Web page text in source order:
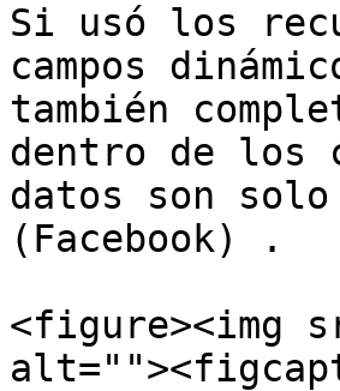
Si usó los
campos
también
dentro de los
datos son
(Facebook) .
<figure><img